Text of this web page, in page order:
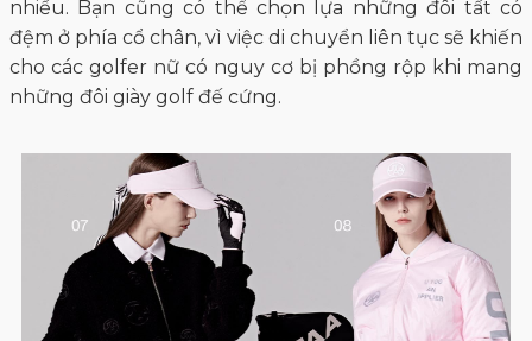
nhiều. Bạn cũng có thể chọn lựa những đôi tất có
đệm ở phía cổ chân, vì việc di chuyển liên tục sẽ khiến
cho các golfer nữ có nguy cơ bị phồng rộp khi mang
những đôi giày golf đế cứng.